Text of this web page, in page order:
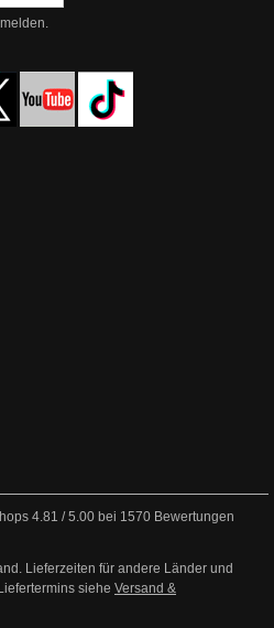
4.81 /5.00 bei 1570 Bewertungen
Lieferzeiten für andere Länder und
siehe Versand &